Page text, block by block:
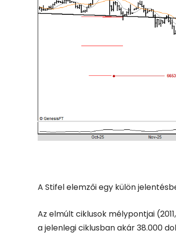
A Stifel elemzői egy külön
Az elmúlt ciklusok mélypontjai
a jelenlegi ciklusban akár 38.000